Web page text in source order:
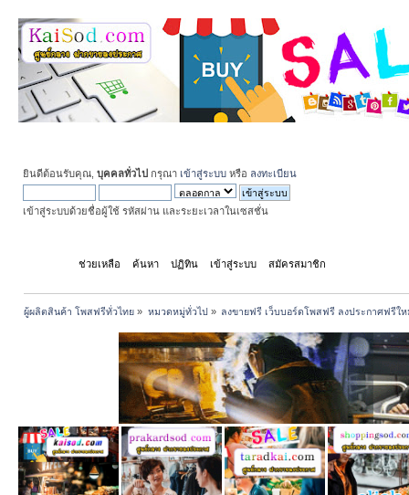
ยินดีต้อนรับคุณ, บุคคลทั่วไป กรุณา เข้าสู่ระบบ หรือ ลงทะเบียน
เข้าสู่ระบบด้วยชื่อผู้ใช้ รหัสผ่าน และระยะเวลาในเซสชั่น
ช่วยเหลือ ค้นหา ปฏิทิน เข้าสู่ระบบ สมัครสมาชิก
ผู้ผลิตสินค้า โพสฟรีทั่วไทย » หมวดหมู่ทั่วไป» ลงขายฟรี เว็บบอร์ดโพสฟรี ลงประกาศฟรีให